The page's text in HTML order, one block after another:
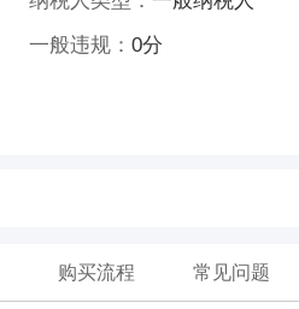
一般违规： 0分
购买流程 常见问题